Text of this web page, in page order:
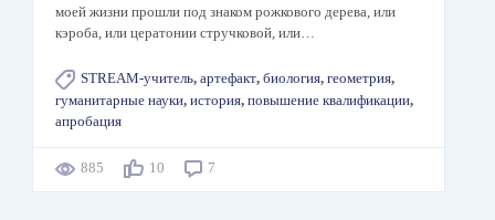
моей жизни прошли под знаком рожкового дерева, или
кэроба, или цератонии стручковой, или…
STREAM-учитель, артефакт, биология, геометрия,
гуманитарные науки, история, повышение квалификации,
апробация
885 10 7